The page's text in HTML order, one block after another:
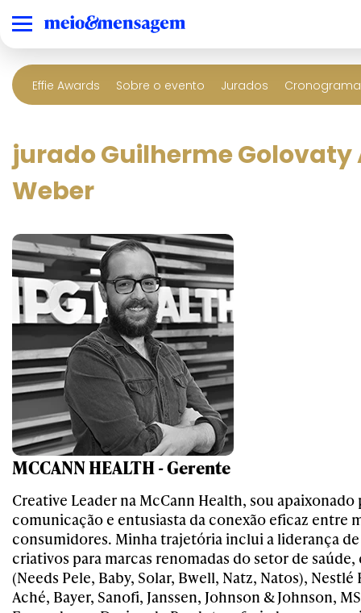
Effie Awards Sobre o evento Jurados
jurado Guilherme Golovaty
Weber
MCCANN HEALTH - Gerente
Creative Leader na McCann Health, sou apaixonado
comunicação e entusiasta da conexão eficaz entre
consumidores. Minha trajetória inclui a liderança
criativos para marcas renomadas do setor de saúde,
(Needs Pele, Baby, Solar, Bwell, Natz, Natos),
Aché, Bayer, Sanofi, Janssen, Johnson & Johnson,